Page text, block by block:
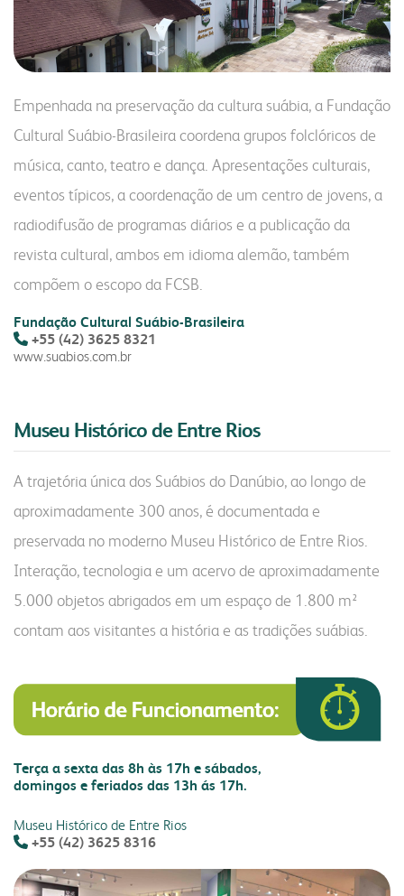
nossa conduta
vídeo nossa conduta
programa nossa conduta
código de conduta
canal de conduta
fornecedores
seja fornecedor
gestão integrada
responsabilidade social
nossa cultura
autoavaliação
serviços e sistemas
webmail:
groupwise
outlook
portal do colaborador
portal do crm
fapa radar
notícias fale conosco
portal da privacidade colaborador cooperado
trabalhe conosco voltar para inicial
contatos comerciais
portfólio resumido
onde encontrar
Empenhada na preservação da cultura suábia, a Fundação
Cultural Suábio-Brasileira coordena grupos folclóricos de
música, canto, teatro e dança. Apresentações culturais,
eventos típicos, a coordenação de um centro de jovens, a
radiodifusão de programas diários e a publicação da
revista cultural, ambos em idioma alemão, também
compõem o escopo da FCSB.
Fundação Cultural Suábio-Brasileira
+55 (42) 3625 8321
www.suabios.com.br
Museu Histórico de Entre Rios
A trajetória única dos Suábios do Danúbio, ao longo de
aproximadamente 300 anos, é documentada e
preservada no moderno Museu Histórico de Entre Rios.
Interação, tecnologia e um acervo de aproximadamente
5.000 objetos abrigados em um espaço de 1.800 m²
contam aos visitantes a história e as tradições suábias.
Terça a sexta das 8h às 17h e sábados,
domingos e feriados das 13h ás 17h.
Museu Histórico de Entre Rios
+55 (42) 3625 8316